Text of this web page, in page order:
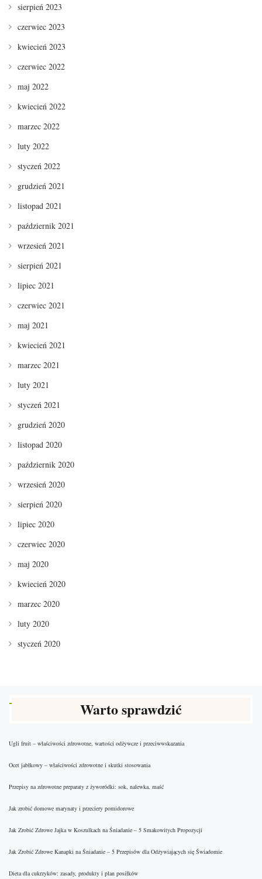
sierpień 2023
czerwiec 2023
kwiecień 2023
czerwiec 2022
maj 2022
kwiecień 2022
marzec 2022
luty 2022
styczeń 2022
grudzień 2021
listopad 2021
październik 2021
wrzesień 2021
sierpień 2021
lipiec 2021
czerwiec 2021
maj 2021
kwiecień 2021
marzec 2021
luty 2021
styczeń 2021
grudzień 2020
listopad 2020
październik 2020
wrzesień 2020
sierpień 2020
lipiec 2020
czerwiec 2020
maj 2020
kwiecień 2020
marzec 2020
luty 2020
styczeń 2020
Warto sprawdzić
Ugli fruit – właściwości zdrowotne, wartości odżywcze i przeciwwskazania
Ocet jabłkowy – właściwości zdrowotne i skutki stosowania
Przepisy na zdrowotne preparaty z żyworódki: sok, nalewka, maść
Jak zrobić domowe marynaty i przeciery pomidorowe
Jak Zrobić Zdrowe Jajka w Koszulkach na Śniadanie – 5 Smakowitych Propozycji
Jak Zrobić Zdrowe Kanapki na Śniadanie – 5 Przepisów dla Odżywiających się Świadomie
Dieta dla cukrzyków: zasady, produkty i plan posiłków